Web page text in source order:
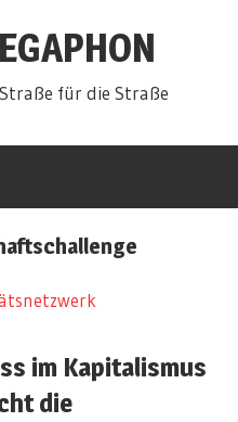
für die Straße
im Kapitalismus
die